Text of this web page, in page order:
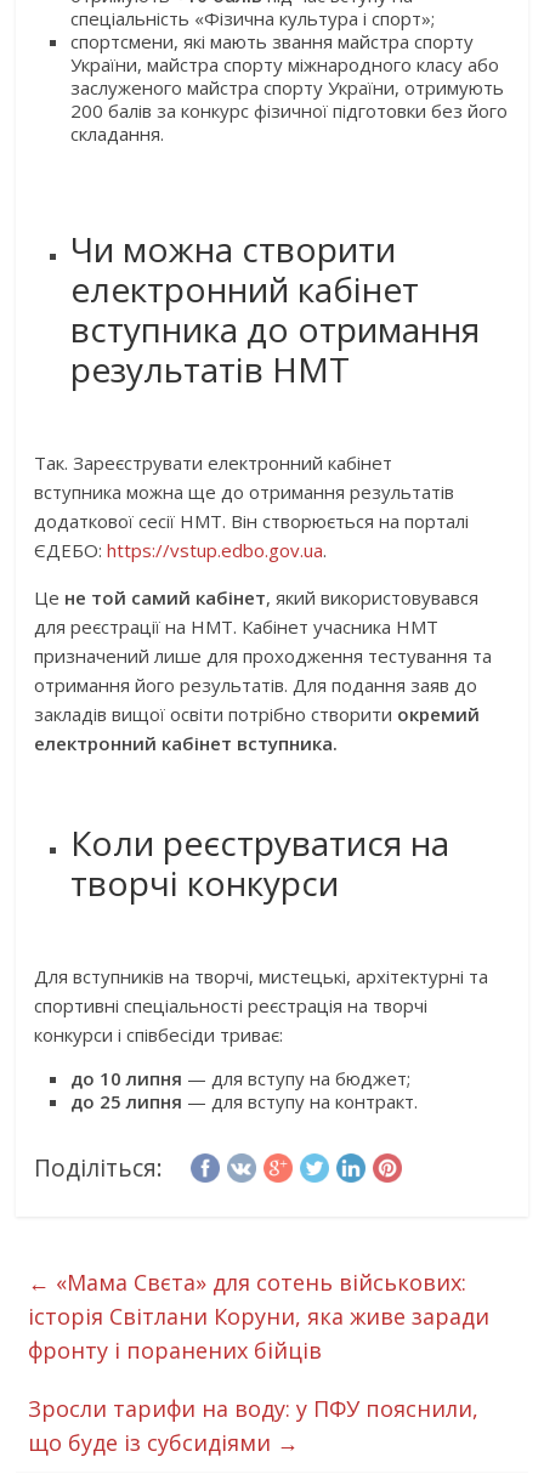
спеціальність «Фізична культура і спорт»;
спортсмени, які мають звання майстра спорту
України, майстра спорту міжнародного класу або
заслуженого майстра спорту України, отримують
200 балів за конкурс фізичної підготовки без його
складання.
Чи можна створити
електронний кабінет
вступника до отримання
результатів НМТ
Так. Зареєструвати електронний кабінет
вступника можна ще до отримання результатів
додаткової сесії НМТ. Він створюється на порталі
ЄДЕБО:https://vstup.edbo.gov.ua.
Це не той самий кабінет, який використовувався
для реєстрації на НМТ. Кабінет учасника НМТ
призначений лише для проходження тестування та
отримання його результатів. Для подання заяв до
закладів вищої освіти потрібно створити окремий
електронний кабінет вступника.
Коли реєструватися на
творчі конкурси
Для вступників на творчі, мистецькі, архітектурні та
спортивні спеціальності реєстрація на творчі
конкурси і співбесіди триває:
до 10 липня — для вступу на бюджет;
до 25 липня — для вступу на контракт.
Поділіться:
← «Мама Свєта» для сотень військових:
історія Світлани Коруни, яка живе заради
фронту і поранених бійців
Зросли тарифи на воду: у ПФУ пояснили,
що буде із субсидіями →